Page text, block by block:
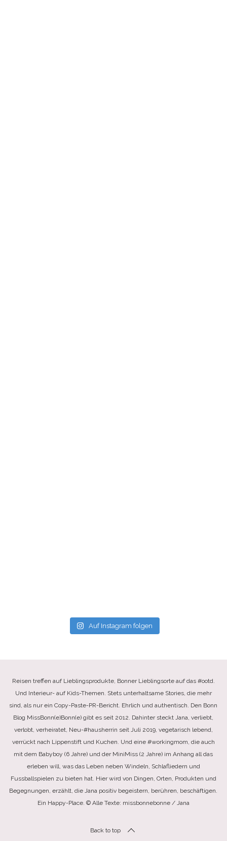
Auf Instagram folgen
Reisen treffen auf Lieblingsprodukte, Bonner Lieblingsorte auf das #ootd.
Und Interieur- auf Kids-Themen. Stets unterhaltsame Stories, die mehr
sind, als nur ein Copy-Paste-PR-Bericht. Ehrlich und authentisch. Den Bonn
Blog MissBonn(e)Bonn(e) gibt es seit 2012. Dahinter steckt Jana, verliebt,
verlobt, verheiratet, Neu-#hausherrin seit Juli 2019, vegetarisch lebend,
verrückt nach Lippenstift und Kuchen. Und eine #workingmom, die auch
mit dem Babyboy (6 Jahre) und der MiniMiss (2 Jahre) im Anhang all das
erleben will, was das Leben neben Windeln, Schlafliedern und
Fussballspielen zu bieten hat. Hier wird von Dingen, Orten, Produkten und
Begegnungen, erzählt, die Jana positiv begeistern, berühren, beschäftigen.
Ein Happy-Place. © Alle Texte: missbonnebonne / Jana
Back to top